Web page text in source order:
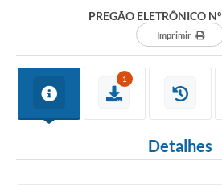
Serviços ao Contribuinte
PREGÃO ELETRÔNICO
Imprimir
1
Detalhes